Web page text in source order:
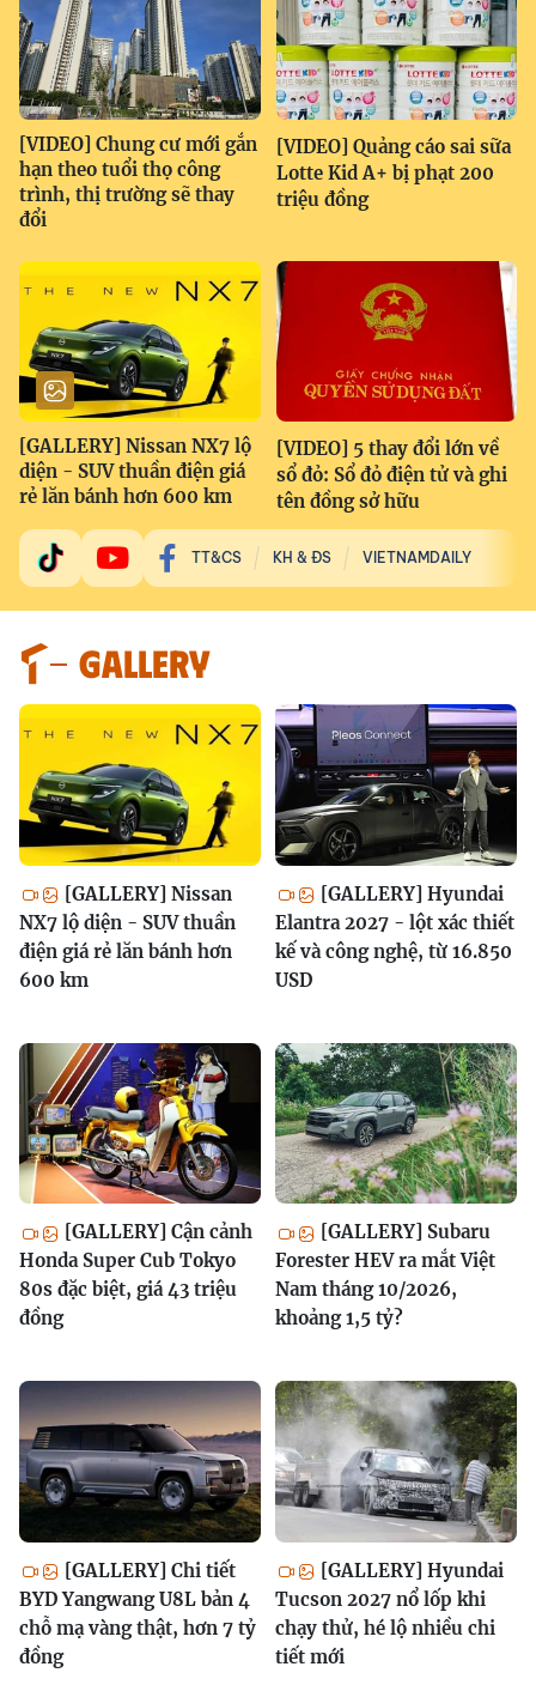
[VIDEO] Chung cư mới gắn
hạn theo tuổi thọ công
trình, thị trường sẽ thay
đổi
[VIDEO] Quảng cáo sai sữa
Lotte Kid A+ bị phạt 200
triệu đồng
[GALLERY] Nissan NX7 lộ
diện - SUV thuần điện giá
rẻ lăn bánh hơn 600 km
[VIDEO] 5 thay đổi lớn về
sổ đỏ: Sổ đỏ điện tử và ghi
tên đồng sở hữu
TT&CS KH & ĐS VIETNAMDAILY
GALLERY
[GALLERY] Nissan
NX7 lộ diện - SUV thuần
điện giá rẻ lăn bánh hơn
600 km
[GALLERY] Hyundai
Elantra 2027 - lột xác thiết
kế và công nghệ, từ 16.850
USD
[GALLERY] Cận cảnh
Honda Super Cub Tokyo
80s đặc biệt, giá 43 triệu
đồng
[GALLERY] Subaru
Forester HEV ra mắt Việt
Nam tháng 10/2026,
khoảng 1,5 tỷ?
[GALLERY] Chi tiết
BYD Yangwang U8L bản 4
chỗ mạ vàng thật, hơn 7 tỷ
đồng
[GALLERY] Hyundai
Tucson 2027 nổ lốp khi
chạy thử, hé lộ nhiều chi
tiết mới